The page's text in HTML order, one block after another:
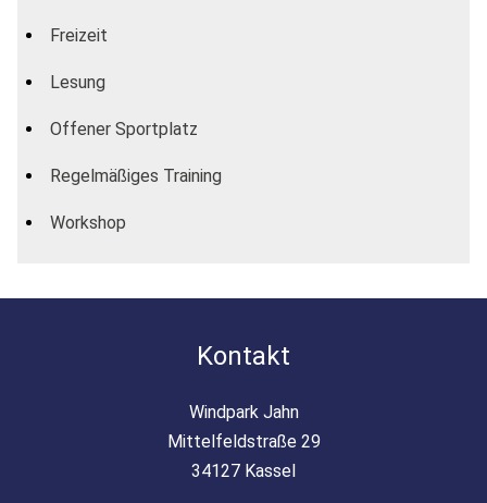
Freizeit
Lesung
Offener Sportplatz
Regelmäßiges Training
Workshop
Kontakt
Windpark Jahn
Mittelfeldstraße 29
34127 Kassel